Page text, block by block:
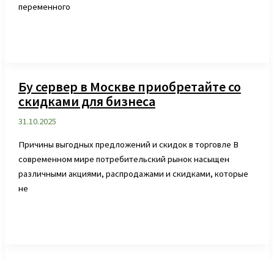
переменного
Бу сервер в Москве приобретайте со
скидками для бизнеса
31.10.2025
Причины выгодных предложений и скидок в торговле В
современном мире потребительский рынок насыщен
различными акциями, распродажами и скидками, которые
не